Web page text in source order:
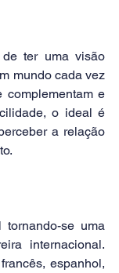
ter uma visão
mundo cada vez
complementam e
o ideal é
a relação
se uma
internacional.
espanhol,